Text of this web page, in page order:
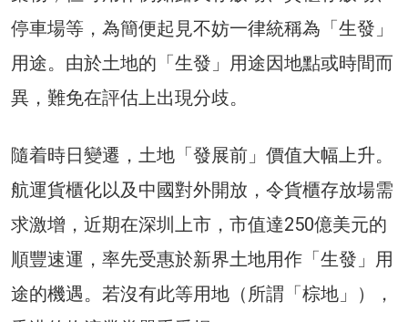
停車場等，為簡便起見不妨一律統稱為「生發」
用途。由於土地的「生發」用途因地點或時間而
異，難免在評估上出現分歧。
隨着時日變遷，土地「發展前」價值大幅上升。
航運貨櫃化以及中國對外開放，令貨櫃存放場需
求激增，近期在深圳上市，市值達250億美元的
順豐速運，率先受惠於新界土地用作「生發」用
途的機遇。若沒有此等用地（所謂「棕地」），